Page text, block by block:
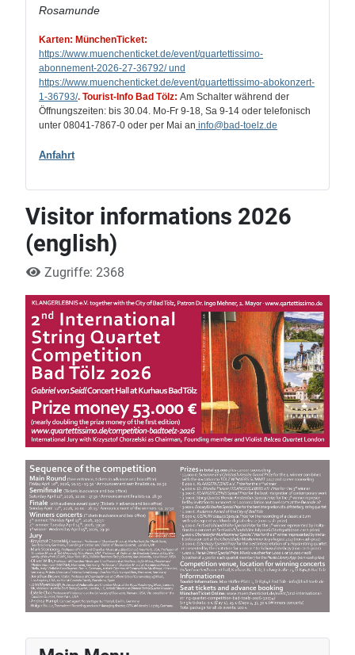
Rosamunde
Karten: MünchenTicket:
https://www.muenchenticket.de/event/quartettissimo-
abonnement-2026-27-36792/ und
https://www.muenchenticket.de/event/quartettissimo-abokonzert-
1-36793/. Tourist-Info Bad Tölz: Am Schalter während der
Öffnungszeiten: bis 30.04. Mo-Fr 9-18, Sa 9-14 oder telefonisch
unter 08041-7867-0 oder per Mai an info@bad-toelz.de
Anfahrt
Visitor informations 2026
(english)
Zugriffe: 2368